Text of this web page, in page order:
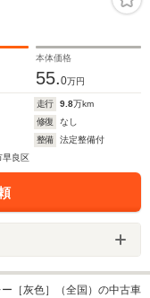
本体価格
55.0万円
走行 9.8万km
修復
なし
整備
法定整備付
早良区
［灰色］（全国）の中古車